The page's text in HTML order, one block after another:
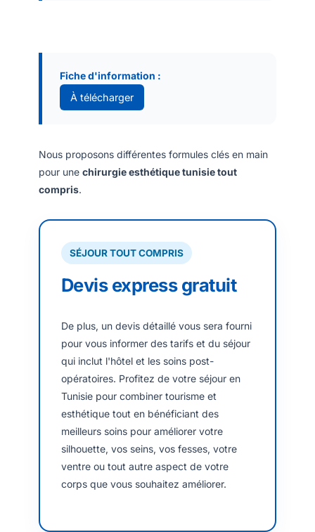
Fiche d'information :
À télécharger
Nous proposons différentes formules clés en main
pour une chirurgie esthétique tunisie tout
compris.
SÉJOUR TOUT COMPRIS
Devis express gratuit
De plus, un devis détaillé vous sera fourni
pour vous informer des tarifs et du séjour
qui inclut l'hôtel et les soins post-
opératoires. Profitez de votre séjour en
Tunisie pour combiner tourisme et
esthétique tout en bénéficiant des
meilleurs soins pour améliorer votre
silhouette, vos seins, vos fesses, votre
ventre ou tout autre aspect de votre
corps que vous souhaitez améliorer.